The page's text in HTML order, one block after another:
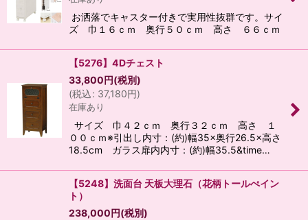
お洒落でキャスター付きで実用性抜群です。サイ
ズ 巾１６ｃｍ 奥行５０ｃｍ 高さ ６６ｃｍ
【5276】4Dチェスト
33,800円(税別)
(税込: 37,180円)
在庫あり
サイズ 巾４２ｃｍ 奥行３２ｃｍ 高さ １
００ｃｍ※引出し内寸：(約)幅35×奥行26.5×高さ
18.5cm ガラス扉内内寸：(約)幅35.5&time…
【5248】洗面台 天板大理石（花柄トールぺイン
ト）
238,000円(税別)